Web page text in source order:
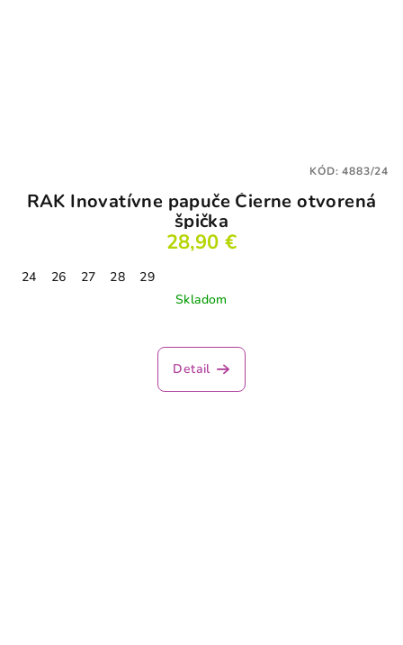
RAK Inovatívne papuče Čierne otvorená
špička
28,90 €
24 26 27 28
29
Skladom
Detail
KÓD:4883/24